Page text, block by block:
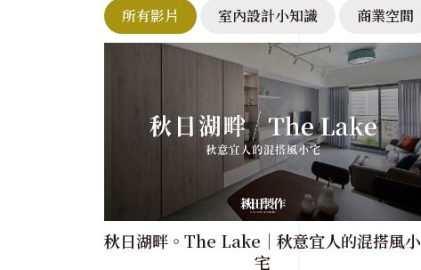
https://www.hagida.com.tw/case2.htm 】
所有影片 室內設計小知識 商業空間
秋日湖畔。The Lake｜秋意宜人的混搭風小
宅